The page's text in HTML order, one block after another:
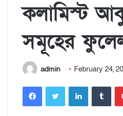
কলামিস্ট
সমূহের ফুলেল
admin February 24,